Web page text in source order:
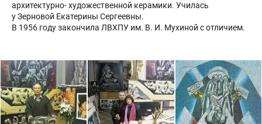
архитектурно- художественной керамики. Училась
у Зерновой Екатерины Сергеевны.
В 1956 году закончила ЛВХПУ им. В. И. Мухиной с отличием.